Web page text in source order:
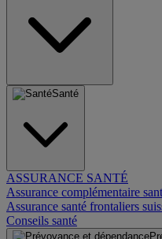
Santé
ASSURANCE SANTÉ
Assurance complémentaire
Assurance santé frontaliers
Conseils santé